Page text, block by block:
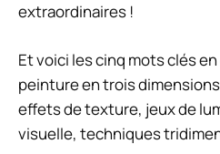
extraordinaires !
Et voici les cinq mots clés
peinture en trois
effets de texture, jeux de
visuelle, techniques